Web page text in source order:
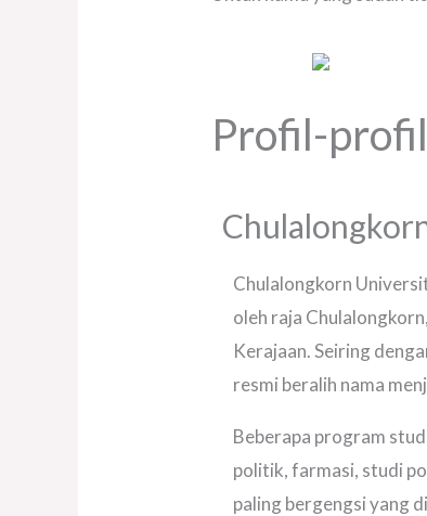
Profil-
Chulalongkorn
oleh raja
Kerajaan. Seiring
resmi beralih nama
Beberapa program
politik, farmasi, studi
paling bergengsi yang